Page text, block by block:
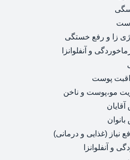
زا و رفع خستگی
و آنفلوانزا
پوست
مو،پوست و ناخن
نیاز (غذایی و درمانی)
و آنفلوانزا